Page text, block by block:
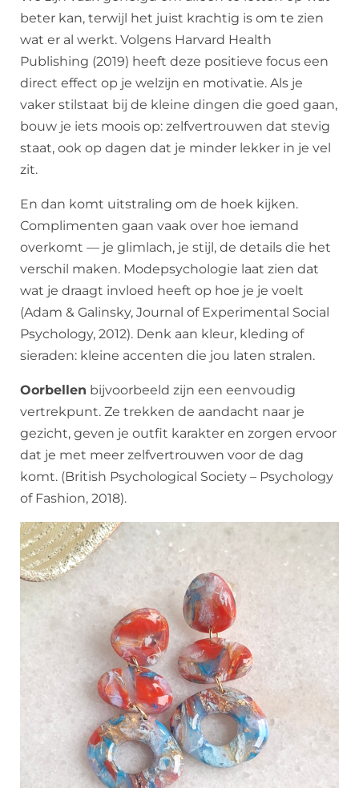
beter kan, terwijl het juist krachtig is om te zien
wat er al werkt. Volgens Harvard Health
Publishing (2019) heeft deze positieve focus een
direct effect op je welzijn en motivatie. Als je
vaker stilstaat bij de kleine dingen die goed gaan,
bouw je iets moois op: zelfvertrouwen dat stevig
staat, ook op dagen dat je minder lekker in je vel
zit.
En dan komt uitstraling om de hoek kijken.
Complimenten gaan vaak over hoe iemand
overkomt — je glimlach, je stijl, de details die het
verschil maken. Modepsychologie laat zien dat
wat je draagt invloed heeft op hoe je je voelt
(Adam & Galinsky, Journal of Experimental Social
Psychology, 2012). Denk aan kleur, kleding of
sieraden: kleine accenten die jou laten stralen.
Oorbellen bijvoorbeeld zijn een eenvoudig
vertrekpunt. Ze trekken de aandacht naar je
gezicht, geven je outfit karakter en zorgen ervoor
dat je met meer zelfvertrouwen voor de dag
komt. (British Psychological Society – Psychology
of Fashion, 2018).